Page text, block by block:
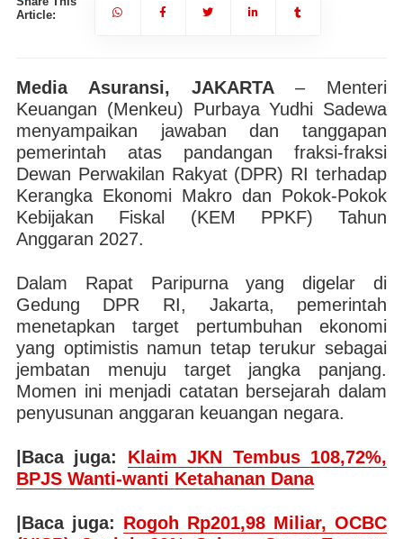
Article:
Media Asuransi, JAKARTA– Menteri
Keuangan (Menkeu) Purbaya Yudhi Sadewa
menyampaikan jawaban dan tanggapan
pemerintah atas pandangan fraksi-fraksi
Dewan Perwakilan Rakyat (DPR) RI terhadap
Kerangka Ekonomi Makro dan Pokok-Pokok
Kebijakan Fiskal (KEM PPKF) Tahun
Anggaran 2027.
Dalam Rapat Paripurna yang digelar di
Gedung DPR RI, Jakarta, pemerintah
menetapkan target pertumbuhan ekonomi
yang optimistis namun tetap terukur sebagai
jembatan menuju target jangka panjang.
Momen ini menjadi catatan bersejarah dalam
penyusunan anggaran keuangan negara.
|Baca juga: Klaim JKN Tembus 108,72%,
BPJS Wanti-wanti Ketahanan Dana
|Baca juga: Rogoh Rp201,98 Miliar, OCBC